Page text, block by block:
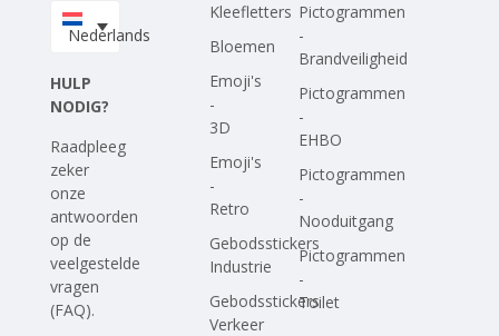
Upload je eigen ontwerp
Nederlands
HULP
NODIG?
Raadpleeg
zeker
onze
antwoorden
op de
veelgestelde
vragen
(FAQ).
Kleefletters
Bloemen
Emoji's
-
3D
Emoji's
-
Retro
Gebodsstickers
Industrie
Gebodsstickers
Verkeer
Pictogrammen
-
Brandveiligheid
Pictogrammen
-
EHBO
Pictogrammen
-
Nooduitgang
Pictogrammen
-
Toilet